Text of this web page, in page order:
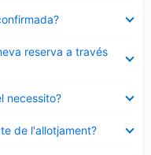
reserva a través
necessito?
de l'allotjament?